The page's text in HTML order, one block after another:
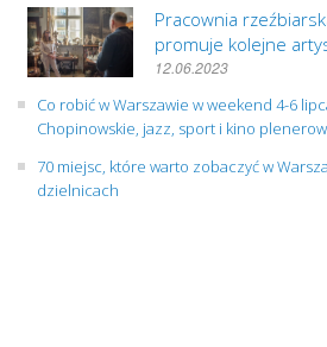
Pracownia
promuje kolejne
12.06.2023
Co robić w Warszawie w weekend 4-6
Chopinowskie, jazz, sport i kino
70 miejsc, które warto zobaczyć w
dzielnicach